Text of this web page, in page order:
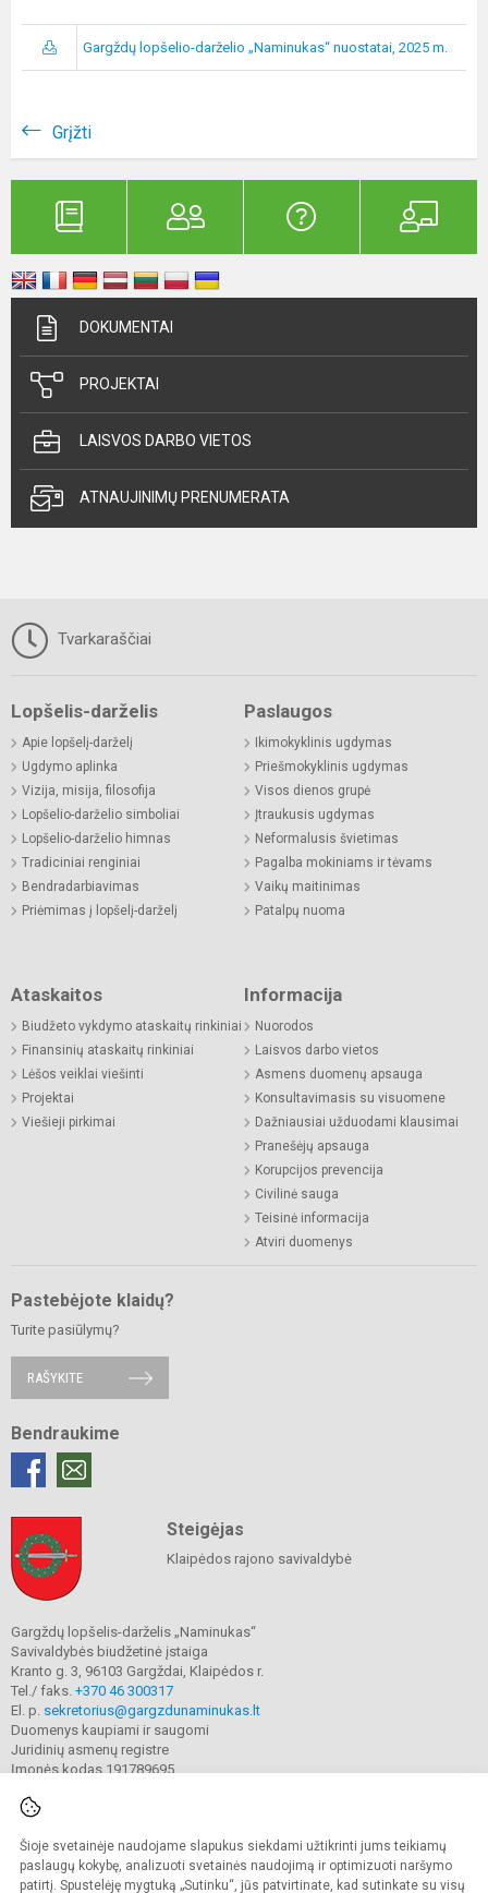
Šioje svetainėje naudojame slapukus siekdami užtikrinti jums teikiamų
paslaugų kokybę, analizuoti svetainės naudojimą ir optimizuoti naršymo
patirtį. Spustelėję mygtuką „Sutinku“, jūs patvirtinate, kad sutinkate su visų
Gargždų lopšelio-darželio „Naminukas“ nuostatai, 2025 m.
Grįžti
DOKUMENTAI
PROJEKTAI
LAISVOS DARBO VIETOS
ATNAUJINIMŲ PRENUMERATA
Tvarkaraščiai
Lopšelis-darželis
Apie lopšelį-darželį
Ugdymo aplinka
Vizija, misija, filosofija
Lopšelio-darželio simboliai
Lopšelio-darželio himnas
Tradiciniai renginiai
Bendradarbiavimas
Priėmimas į lopšelį-darželį
Paslaugos
Ikimokyklinis ugdymas
Priešmokyklinis ugdymas
Visos dienos grupė
Įtraukusis ugdymas
Neformalusis švietimas
Pagalba mokiniams ir tėvams
Vaikų maitinimas
Patalpų nuoma
Ataskaitos
Biudžeto vykdymo ataskaitų rinkiniai
Finansinių ataskaitų rinkiniai
Lėšos veiklai viešinti
Projektai
Viešieji pirkimai
Informacija
Nuorodos
Laisvos darbo vietos
Asmens duomenų apsauga
Konsultavimasis su visuomene
Dažniausiai užduodami klausimai
Pranešėjų apsauga
Korupcijos prevencija
Civilinė sauga
Teisinė informacija
Atviri duomenys
Pastebėjote klaidų?
Turite pasiūlymų?
RAŠYKITE
Bendraukime
Steigėjas
Klaipėdos rajono savivaldybė
Gargždų lopšelis-darželis „Naminukas“
Savivaldybės biudžetinė įstaiga
Kranto g. 3, 96103 Gargždai, Klaipėdos r.
Tel./ faks. +370 46 300317
El. p. sekretorius@gargzdunaminukas.lt
Duomenys kaupiami ir saugomi
Juridinių asmenų registre
Įmonės kodas 191789695
© 2025. Gargždų lopšelio-darželio ,,Naminukas". Visos teisės saugomos.
Kopijuoti turinį be raštiško įstaigos administracijos sutikimo griežtai draudžiama.